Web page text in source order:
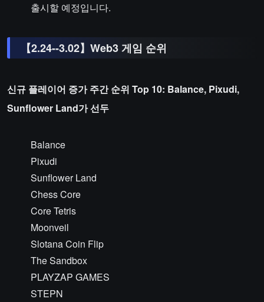
출시할 예정입니다.
【2.24--3.02】Web3 게임 순위
신규 플레이어 증가 주간 순위 Top 10: Balance, Pixudi,
Sunflower Land가 선두
Balance
Pixudi
Sunflower Land
Chess Core
Core Tetris
Moonveil
Slotana Coin Flip
The Sandbox
PLAYZAP GAMES
STEPN